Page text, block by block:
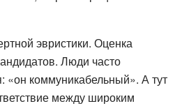
эвристики. Оценка
Люди часто
«он коммуникабельный». А тут
между широким